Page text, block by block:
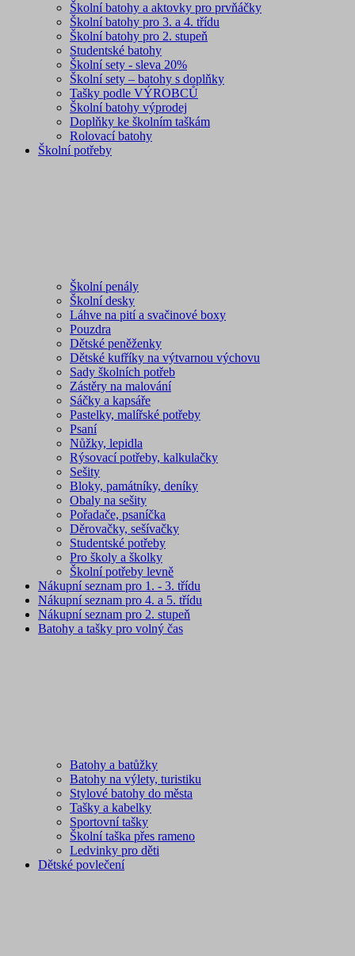
Školní batohy a aktovky pro prvňáčky
Školní batohy pro 3. a 4. třídu
Školní batohy pro 2. stupeň
Studentské batohy
Školní sety - sleva 20%
Školní sety – batohy s doplňky
Tašky podle VÝROBCŮ
Školní batohy výprodej
Doplňky ke školním taškám
Rolovací batohy
Školní potřeby
Školní penály
Školní desky
Láhve na pití a svačinové boxy
Pouzdra
Dětské peněženky
Dětské kufříky na výtvarnou výchovu
Sady školních potřeb
Zástěry na malování
Sáčky a kapsáře
Pastelky, malířské potřeby
Psaní
Nůžky, lepidla
Rýsovací potřeby, kalkulačky
Sešity
Bloky, památníky, deníky
Obaly na sešity
Pořadače, psaníčka
Děrovačky, sešívačky
Studentské potřeby
Pro školy a školky
Školní potřeby levně
Nákupní seznam pro 1. - 3. třídu
Nákupní seznam pro 4. a 5. třídu
Nákupní seznam pro 2. stupeň
Batohy a tašky pro volný čas
Batohy a batůžky
Batohy na výlety, turistiku
Stylové batohy do města
Tašky a kabelky
Sportovní tašky
Školní taška přes rameno
Ledvinky pro děti
Dětské povlečení